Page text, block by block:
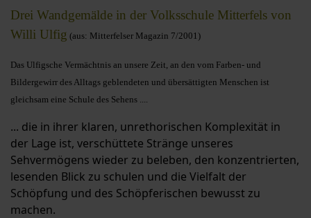
Drei Wandgemälde in der Volksschule Mitterfels von
Willi Ulfig (aus: Mitterfelser Magazin 7/2001)
Das Ulfigsche Vermächtnis an unsere Zeit, an den vom Farben- und
Bildergewirr des Alltags geblendeten und übersättigten Menschen ist
gleichsam eine Schule des Sehens ....
... die in ihrer klaren, unrethorischen Komplexität in
der Lage ist, verschüttete Stränge unseres
Sehvermögens wieder zu beleben, den konzentrierten,
lesenden Blick zu schulen und die Vielfalt der
Schöpfung und des Schöpferischen bewusst zu
machen.